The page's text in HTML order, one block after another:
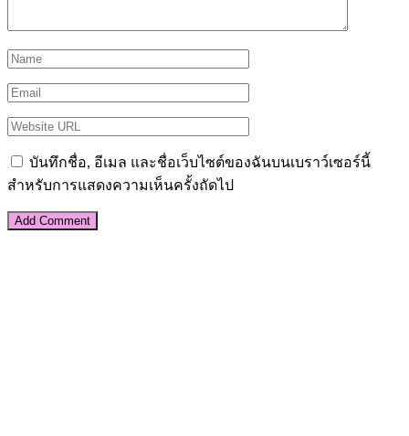
บันทึกชื่อ, อีเมล และชื่อเว็บไซต์ของฉันบนเบราว์เซอร์นี้
สำหรับการแสดงความเห็นครั้งถัดไป